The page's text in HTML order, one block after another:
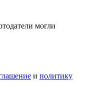
могли
и политику